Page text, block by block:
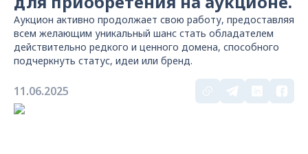
Аукцион активно продолжает свою работу, предоставляя
всем желающим уникальный шанс стать обладателем
действительно редкого и ценного домена, способного
подчеркнуть статус, идеи или бренд.
11.06.2025